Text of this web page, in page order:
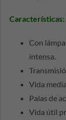
Características:
Con
intensa.
Vida
Palas de
Vida útil